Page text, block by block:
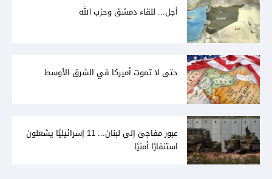
أجل... للقاء دمشق وحزب الله
حتى لا تموت أميركا في الشرق الأوسط
عبور مفاجئ إلى لبنان... 11 إسرائيليًا يشعلون
استنفارًا أمنيًا